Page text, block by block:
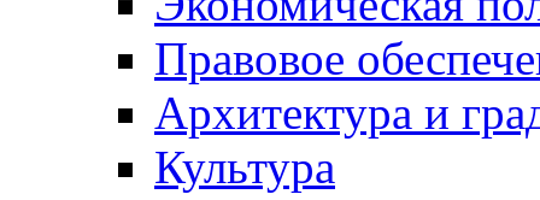
Правовое
Архитектура и
Культура